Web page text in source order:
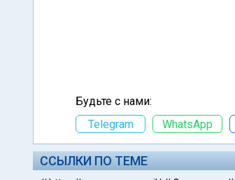
Будьте с нами:
Telegram
WhatsApp
ССЫЛКИ ПО ТЕМЕ